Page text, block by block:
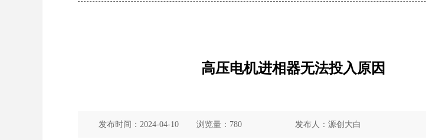
高压电机进相器无法投入原因
发布时间： 2024-04-10 浏览量： 780 发布人： 源创大白